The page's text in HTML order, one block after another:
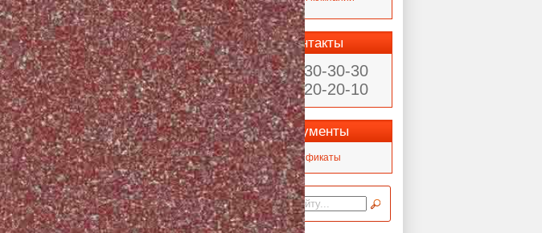
Статьи
Контакты
(902) 930-30-30
(4842) 20-20-10
Документы
Сертификаты